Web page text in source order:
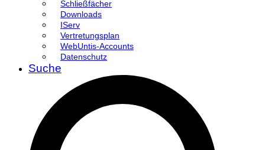
Schließfächer
Downloads
IServ
Vertretungsplan
WebUntis-Accounts
Datenschutz
Suche